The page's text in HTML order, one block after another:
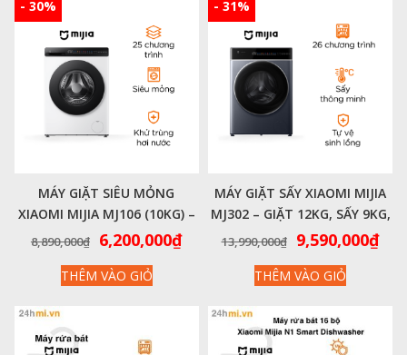
7,390,000₫.
- 30%
MÁY GIẶT SIÊU MỎNG
XIAOMI MIJIA MJ106 (10KG) –
KHỬ TRÙNG HƠI NƯỚC, 25
8,890,000₫
Giá
gốc
là:
6,200,000₫Giá
6,200,000₫.
THÊM VÀO GIỎ
- 31%
MÁY GIẶT SẤY XIAOMI MIJIA
MJ302 – GIẶT 12KG, SẤY 9KG,
26 CHƯƠNG TRÌNH GIẶT
13,990,000₫
Giá
gốc
là:
9,590,000₫Giá
THÊM VÀO GIỎ